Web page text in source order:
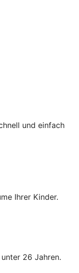
und einfach
Ihrer Kinder.
26 Jahren.